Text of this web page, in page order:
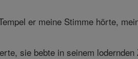
er meine Stimme hörte,
sie bebte in seinem lodernden